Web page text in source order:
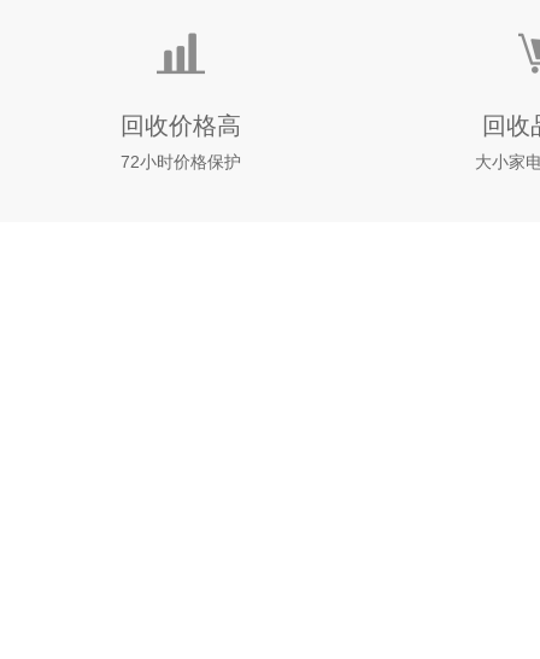
回收价格高
72小时价格保护
回收
大小家